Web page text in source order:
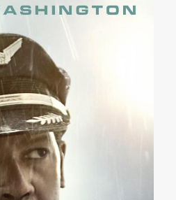
zu einem heftigen Streit